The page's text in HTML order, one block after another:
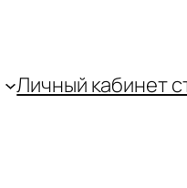
Личный кабинет